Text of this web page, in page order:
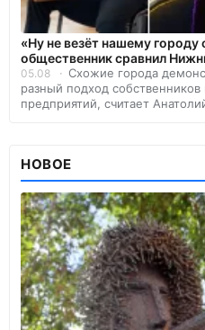
«Ну не везёт нашему городу
общественник сравнил
05.08
Схожие города
разный подход
предприятий, считает
НОВОЕ